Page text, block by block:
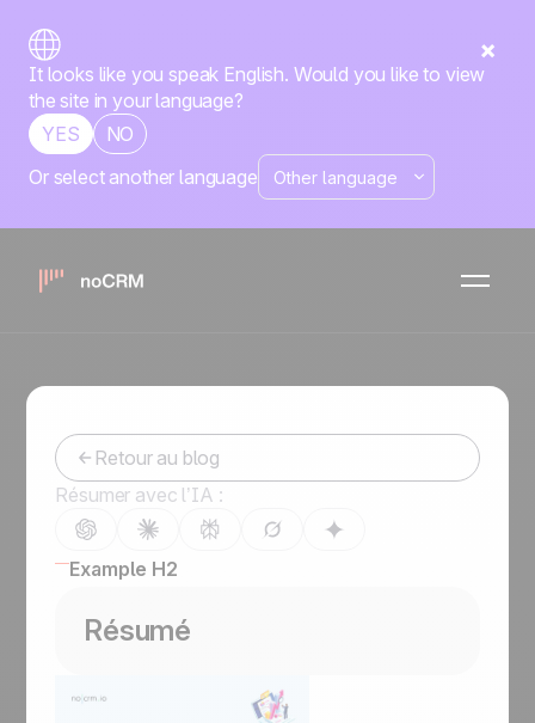
It looks like you speak English. Would you like to view
the site in your language?
YES
NO
Or select another language
Quels sont les outils de
reporting commercial les
plus efficaces du marché ?
Retour au blog
Résumer avec l’IA :
Example H2
Résumé